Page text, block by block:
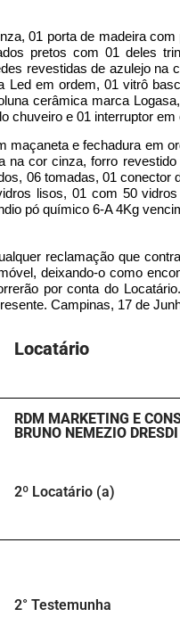
01 porta de madeira
pretos com 01 deles
revestidas de azulejo na
em ordem, 01 vitrô
cerâmica marca
chuveiro e 01 interruptor em
maçaneta e fechadura em
cor cinza, forro
06 tomadas, 01
lisos, 01 com 50
pó químico 6-A 4Kg
reclamação que
deixando-o como
por conta do
Campinas, 17 de
Locatário​
RDM MARKETING E
BRUNO NEMEZIO DRESDI
2º Locatário (a)
2° Testemunha